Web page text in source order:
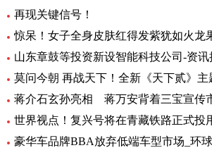
再现关键信号！
山东章鼓等投资新设智能科技公司-资讯
蒋介石玄孙亮相 蒋万安背着三宝宣传
世界视点！复兴号将在青藏铁路正式投
豪华车品牌BBA放弃低端车型市场_环